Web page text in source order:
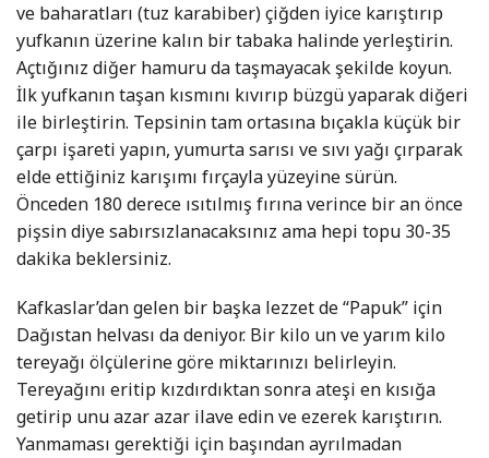
ve baharatları (tuz karabiber) çiğden iyice karıştırıp
yufkanın üzerine kalın bir tabaka halinde yerleştirin.
Açtığınız diğer hamuru da taşmayacak şekilde koyun.
İlk yufkanın taşan kısmını kıvırıp büzgü yaparak diğeri
ile birleştirin. Tepsinin tam ortasına bıçakla küçük bir
çarpı işareti yapın, yumurta sarısı ve sıvı yağı çırparak
elde ettiğiniz karışımı fırçayla yüzeyine sürün.
Önceden 180 derece ısıtılmış fırına verince bir an önce
pişsin diye sabırsızlanacaksınız ama hepi topu 30-35
dakika beklersiniz.
Kafkaslar’dan gelen bir başka lezzet de “Papuk” için
Dağıstan helvası da deniyor. Bir kilo un ve yarım kilo
tereyağı ölçülerine göre miktarınızı belirleyin.
Tereyağını eritip kızdırdıktan sonra ateşi en kısığa
getirip unu azar azar ilave edin ve ezerek karıştırın.
Yanmaması gerektiği için başından ayrılmadan